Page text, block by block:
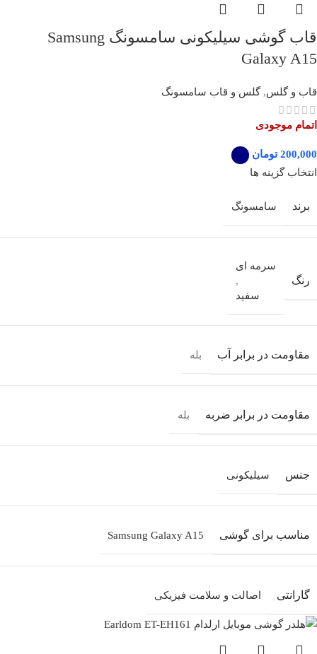
قاب گوشی سیلیکونی سامسونگ Samsung
Galaxy A15
قاب و گلس,گلس و قاب سامسونگ
اتمام موجودی
تومان
انتخاب گزینه ها
برند سامسونگ
رنگ
سرمه ای
,
سفید
مقاومت در برابر آب بله
مقاومت در برابر ضربه بله
جنس سیلیکونی
مناسب برای گوشی Samsung Galaxy A15
گارانتی اصالت و سلامت فیزیکی